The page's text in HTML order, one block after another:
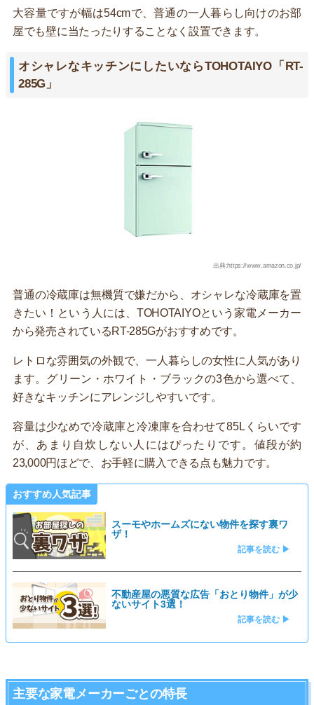
大容量ですが幅は54cmで、普通の一人暮らし向けのお部
屋でも壁に当たったりすることなく設置できます。
オシャレなキッチンにしたいならTOHOTAIYO「RT-
285G」
出典:https://www.amazon.co.jp/
普通の冷蔵庫は無機質で嫌だから、オシャレな冷蔵庫を置
きたい！という人には、TOHOTAIYOという家電メーカー
から発売されているRT-285Gがおすすめです。
レトロな雰囲気の外観で、一人暮らしの女性に人気があり
ます。グリーン・ホワイト・ブラックの3色から選べて、
好きなキッチンにアレンジしやすいです。
容量は少なめで冷蔵庫と冷凍庫を合わせて85Lくらいです
が、あまり自炊しない人にはぴったりです。値段が約
23,000円ほどで、お手軽に購入できる点も魅力です。
おすすめ人気記事
スーモやホームズにない物件を探す裏ワ
ザ！
記事を読む ▶
不動産屋の悪質な広告「おとり物件」が少
ないサイト3選！
記事を読む ▶
主要な家電メーカーごとの特長